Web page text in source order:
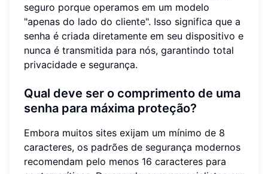
seguro porque operamos em um modelo
"apenas do lado do cliente". Isso significa que a
senha é criada diretamente em seu dispositivo e
nunca é transmitida para nós, garantindo total
privacidade e segurança.
Qual deve ser o comprimento de uma
senha para máxima proteção?
Embora muitos sites exijam um mínimo de 8
caracteres, os padrões de segurança modernos
recomendam pelo menos 16 caracteres para